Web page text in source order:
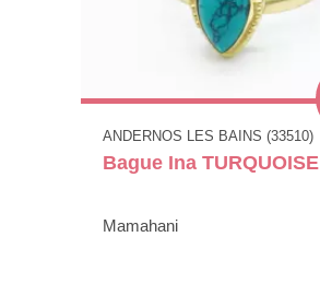
ANDERNOS LES BAINS (33510)
Bague Ina TURQUOISE
Mamahani